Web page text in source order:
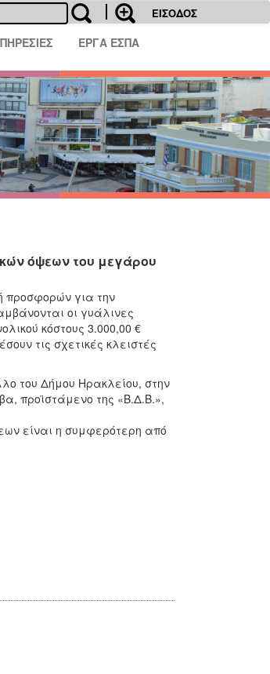
ΕΙΣΟΔΟΣ
ΕΡΓΑ ΕΣΠΑ
όψεων του μεγάρου
προσφορών για την
οι γυάλινες
κόστους 3.000,00 €
τις σχετικές κλειστές
του Δήμου Ηρακλείου, στην
προϊστάμενο της «Β.Δ.Β.»,
είναι η συμφερότερη από